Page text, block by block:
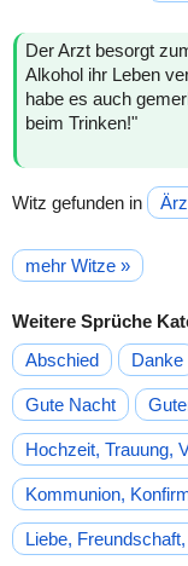
Der Arzt besorgt
Alkohol ihr Leben
habe es auch
beim Trinken!"
Witz gefunden in
mehr Witze »
Weitere Sprüche
Abschied
Danke
Gute Nacht
Hochzeit, Trauung,
Kommunion,
Liebe,